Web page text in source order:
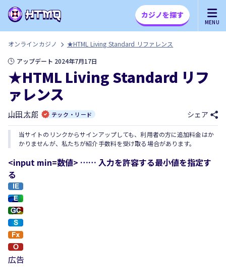
MENU
カジノを探す
オンラインカジノ
★HTML Living Standard リファレンス
アップデート 2024年7月17日
★HTML Living Standard リフ
ァレンス
山田 太郎 テック・リード シェア
当サイトのリンクからサインアップしても、利用者の方に追加料金はか
かりませんが、私たちが紹介手数料を受け取る場合があります。
<input min=数値> …… 入力を許容する最小値を指定す
る
広告